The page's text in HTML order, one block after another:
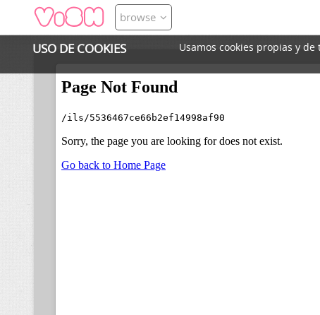
USO DE COOKIES
Usamos cookies propias y
browse